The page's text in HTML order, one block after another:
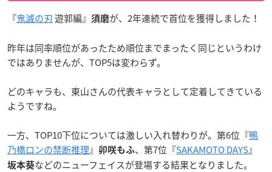
『鬼滅の刃遊郭編』 須磨が、2年連続で首位を獲得しました！
昨年は同率順位があったため順位までまったく同じというわけ
ではありませんが、TOP5は変わらず。
どのキャラも、東山さんの代表キャラとして定着してきている
ようですね。
一方、TOP10下位については激しい入れ替わりが。第6位『鴨
乃橋ロンの禁断推理』 卯咲もふ、第7位『SAKAMOTO DAYS』
坂本葵などのニューフェイスが登場する結果となりました。